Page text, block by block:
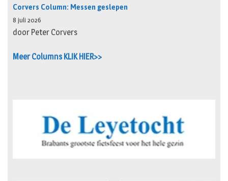
Corvers Column: Messen geslepen
8 juli 2026
door Peter Corvers
Meer Columns KLIK HIER>>